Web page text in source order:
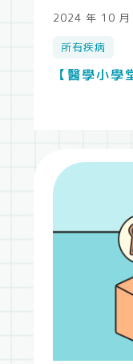
2024 年 10 月
所有疾病
【醫學小